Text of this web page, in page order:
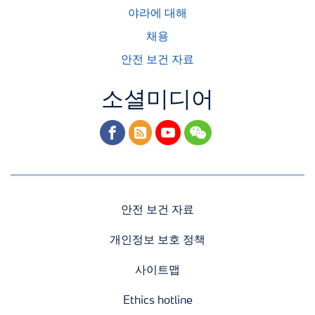
야라에 대해
채용
안전 보건 자료
소셜미디어
facebook
rss youtubewechat
안전 보건 자료
개인정보 보호 정책
사이트맵
Ethics hotline